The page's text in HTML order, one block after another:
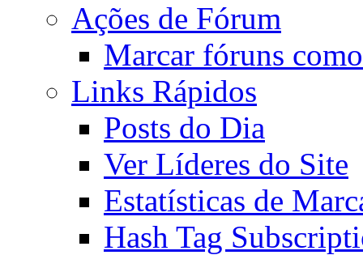
Ações de Fórum
Marcar fóruns
Links Rápidos
Posts do Dia
Ver Líderes do Site
Estatísticas de
Hash Tag